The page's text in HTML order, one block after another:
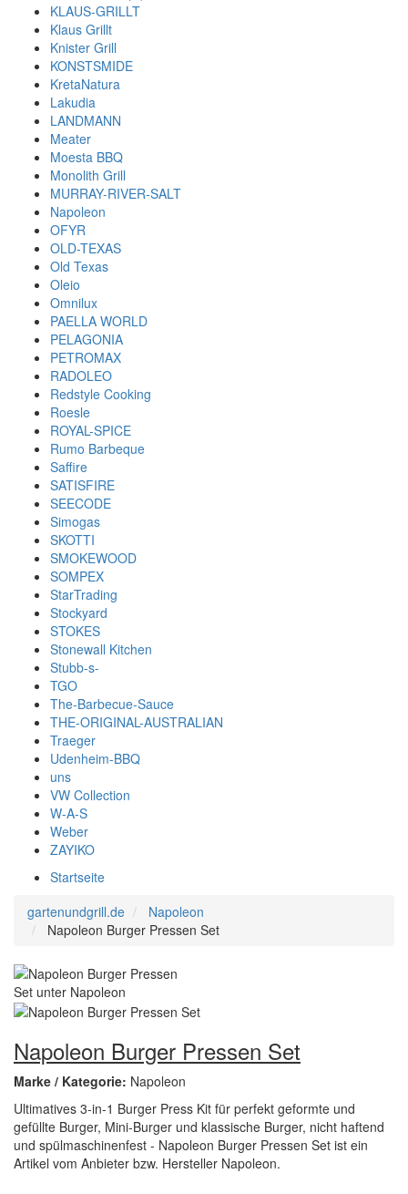
KLAUS-GRILLT
Klaus Grillt
Knister Grill
KONSTSMIDE
KretaNatura
Lakudia
LANDMANN
Meater
Moesta BBQ
Monolith Grill
MURRAY-RIVER-SALT
Napoleon
OFYR
OLD-TEXAS
Old Texas
Oleio
Omnilux
PAELLA WORLD
PELAGONIA
PETROMAX
RADOLEO
Redstyle Cooking
Roesle
ROYAL-SPICE
Rumo Barbeque
Saffire
SATISFIRE
SEECODE
Simogas
SKOTTI
SMOKEWOOD
SOMPEX
StarTrading
Stockyard
STOKES
Stonewall Kitchen
Stubb-s-
TGO
The-Barbecue-Sauce
THE-ORIGINAL-AUSTRALIAN
Traeger
Udenheim-BBQ
uns
VW Collection
W-A-S
Weber
ZAYIKO
Startseite
gartenundgrill.de
Napoleon
Napoleon Burger Pressen Set
Napoleon Burger Pressen Set
Marke / Kategorie: Napoleon
Ultimatives 3-in-1 Burger Press Kit für perfekt geformte und
gefüllte Burger, Mini-Burger und klassische Burger, nicht haftend
und spülmaschinenfest - Napoleon Burger Pressen Set ist ein
Artikel vom Anbieter bzw. Hersteller Napoleon.